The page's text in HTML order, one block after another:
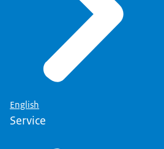
English
Service